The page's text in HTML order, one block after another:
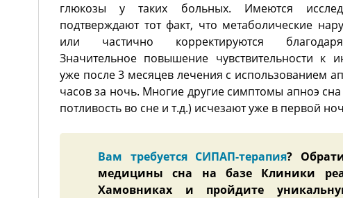
глюкозы у таких больных. Имеются
подтверждают тот факт, что метаболические
или частично корректируются
Значительное повышение чувствительности к
уже после 3 месяцев лечения с использованием
часов за ночь. Многие другие симптомы апноэ сна
потливость во сне и т.д.) исчезают уже в первой
Вам требуется СИПАП-терапия?
медицины сна на базе Клиники
Хамовниках и пройдите